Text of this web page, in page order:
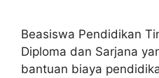
Beasiswa Pendidikan
Diploma dan Sarjana
bantuan biaya